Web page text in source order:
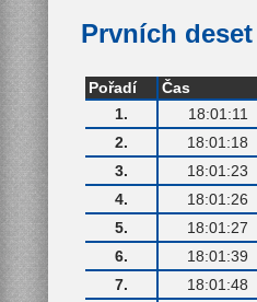
Prvních
Pořadí
Čas
1.
18:01:11
2.
18:01:18
3.
18:01:23
4.
18:01:26
5.
18:01:27
6.
18:01:39
7.
18:01:48